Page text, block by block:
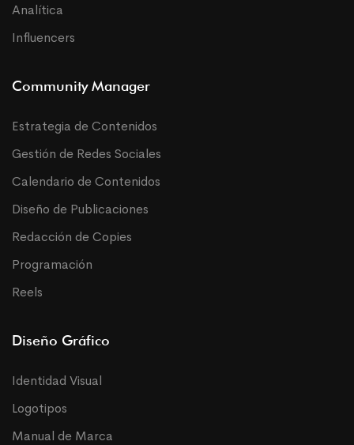
Analítica
Influencers
Community Manager
Estrategia de Contenidos
Gestión de Redes Sociales
Calendario de Contenidos
Diseño de Publicaciones
Redacción de Copies
Programación
Reels
Diseño Gráfico
Identidad Visual
Logotipos
Manual de Marca